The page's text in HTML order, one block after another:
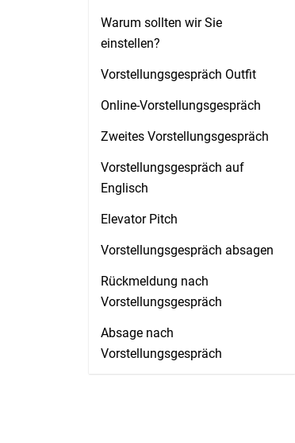
Warum sollten wir Sie
einstellen?
Vorstellungsgespräch Outfit
Online-Vorstellungsgespräch
Zweites Vorstellungsgespräch
Vorstellungsgespräch auf
Englisch
Elevator Pitch
Vorstellungsgespräch absagen
Rückmeldung nach
Vorstellungsgespräch
Absage nach
Vorstellungsgespräch